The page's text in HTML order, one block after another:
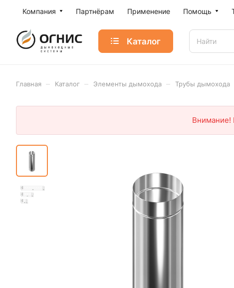
Компания Партнёрам Применение Помощь
Каталог
Главная Каталог Элементы дымохода Трубы дымохода
Внимание!